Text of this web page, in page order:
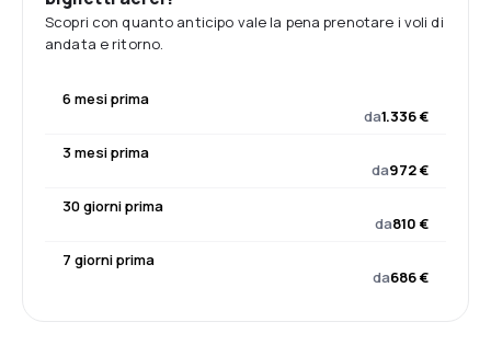
Scopri con quanto anticipo vale la pena prenotare i voli di
andata e ritorno.
6 mesi prima
da1.336 €
3 mesi prima
da972 €
30 giorni prima
da810 €
7 giorni prima
da686 €